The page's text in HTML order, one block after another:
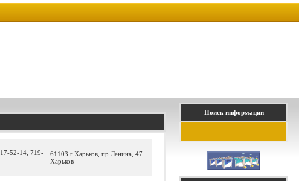
52-14, 719-
61103 г.Харьков, пр.Ленина, 47
Харьков
Поиск информации